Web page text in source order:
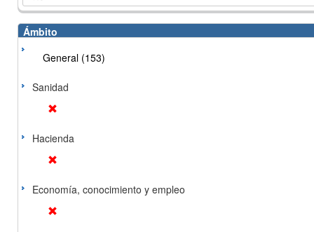
Ámbito
General (153)
Sanidad
Hacienda
Economía, conocimiento y empleo